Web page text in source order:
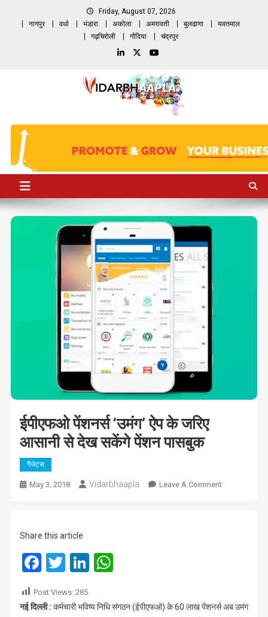
Friday, August 07, 2026
नागपुर
वर्धा भंडारा अकोला अमरावती बुलढाणा
यवतमाल
गढ़चिरोली
गोंदिया चंद्रपुर
ईपीएफओ पेंशनर्स ‘उमंग’ ऐप के जरिए
आसानी से देख सकेंगे पेंशन पासबुक
गैजेट्स
May 3, 2018 Vidarbhaapla Leave A CommentOn
देख
Share this article
Facebook
TwitterLinkedIn
WhatsApp
Post Views: 285
नई दि‍ल्‍ली : कर्मचारी भविष्य निधि संगठन (ईपीएफओ) के 60 लाख पेंशनर्स अब उमंग